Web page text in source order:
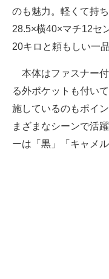
のも魅力。軽くて持
28.5×横40×マチ12セ
20キロと頼もしい一品
本体はファスナー
る外ポケットも付い
施しているのもポイ
まざまなシーンで活
ーは「黒」「キャメ